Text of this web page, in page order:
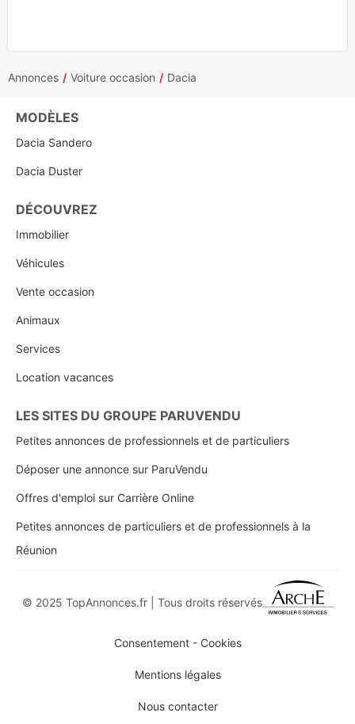
Annonces Voiture occasion Dacia
MODÈLES
Dacia Sandero
Dacia Duster
DÉCOUVREZ
Immobilier
Véhicules
Vente occasion
Animaux
Services
Location vacances
LES SITES DU GROUPE PARUVENDU
Petites annonces de professionnels et de particuliers
Déposer une annonce sur ParuVendu
Offres d'emploi sur Carrière Online
Petites annonces de particuliers et de professionnels à la
Réunion
© 2025 TopAnnonces.fr | Tous droits réservés
Consentement - Cookies
Mentions légales
Nous contacter